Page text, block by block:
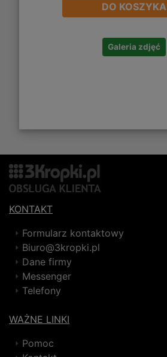
DO KOSZYKA
Galeria zdjęć
KONTAKT
Formularz kontaktowy
Biuro@3kropki.pl
Dane firmy
Messenger
Telefony
WAŻNE LINKI
Pomoc